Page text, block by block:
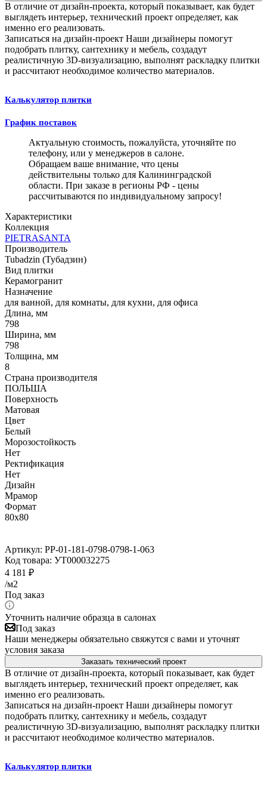
В отличие от дизайн-проекта, который показывает, как будет
выглядеть интерьер, технический проект определяет, как
именно его реализовать.
Записаться на дизайн-проект Наши дизайнеры помогут
подобрать плитку, сантехнику и мебель, создадут
реалистичную 3D-визуализацию, выполнят раскладку плитки
и рассчитают необходимое количество материалов.
Калькулятор плитки
График поставок
Актуальную стоимость, пожалуйста, уточняйте по
телефону, или у менеджеров в салоне.
Обращаем ваше внимание, что цены
действительны только для Калининградской
области. При заказе в регионы РФ - цены
рассчитываются по индивидуальному запросу!
Характеристики
Коллекция
PIETRASANTA
Производитель
Tubadzin (Тубадзин)
Вид плитки
Керамогранит
Назначение
для ванной, для комнаты, для кухни, для офиса
Длина, мм
798
Ширина, мм
798
Толщина, мм
8
Страна производителя
ПОЛЬША
Поверхность
Матовая
Цвет
Белый
Морозостойкость
Нет
Ректификация
Нет
Дизайн
Мрамор
Формат
80x80
Артикул: PP-01-181-0798-0798-1-063
Код товара: УТ000032275
4 181 ₽
/м2
Под заказ
Уточнить наличие образца в салонах
Под заказ
Наши менеджеры обязательно свяжутся с вами и уточнят
условия заказа
Заказать технический проект
В отличие от дизайн-проекта, который показывает, как будет
выглядеть интерьер, технический проект определяет, как
именно его реализовать.
Записаться на дизайн-проект Наши дизайнеры помогут
подобрать плитку, сантехнику и мебель, создадут
реалистичную 3D-визуализацию, выполнят раскладку плитки
и рассчитают необходимое количество материалов.
Калькулятор плитки